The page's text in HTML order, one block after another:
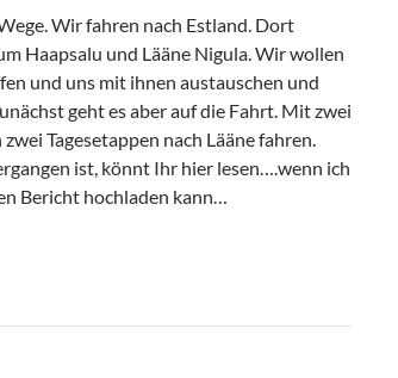
Wir fahren nach Estland. Dort
Haapsalu und Lääne Nigula. Wir wollen
und uns mit ihnen austauschen und
geht es aber auf die Fahrt. Mit zwei
Tagesetappen nach Lääne fahren.
ist, könnt Ihr hier lesen….wenn ich
Bericht hochladen kann…